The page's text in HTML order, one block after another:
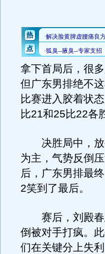
拿下首局后，很
但广东男排绝不
比赛进入胶着状
比21和25比22各
决胜局中，放
为主，气势反倒
后，广东男排最
2笑到了最后。
赛后，刘殿春
倒被对手打疯。
们在关键分上失